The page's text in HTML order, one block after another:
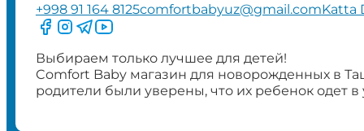
+998 91 164 8125comfortbabyuz@gmail.comKatta
Следите за нами на Facebook
Следите за нами в Instagram
Следите за нами в Telegram
Следите за нами в YouTube
Выбираем только лучшее для детей!
Comfort Baby магазин для новорожденных в
родители были уверены, что их ребенок одет